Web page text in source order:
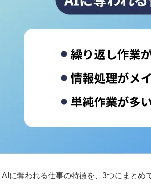
に奪われる仕事の特徴を、3つにまとめ